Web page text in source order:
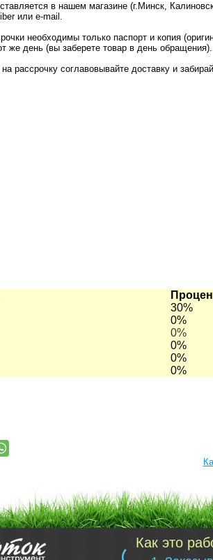
в нашем магазине (г.Минск,
или e-mail.
необходимы только паспорт и копия
же день (вы заберете товар в день обращения).
рассрочку соглавовывайте доставку и
30%
0%
0%
0%
0%
0%
Как это